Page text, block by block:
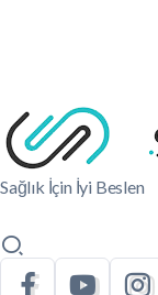
Sağlık İçin İyi Beslen